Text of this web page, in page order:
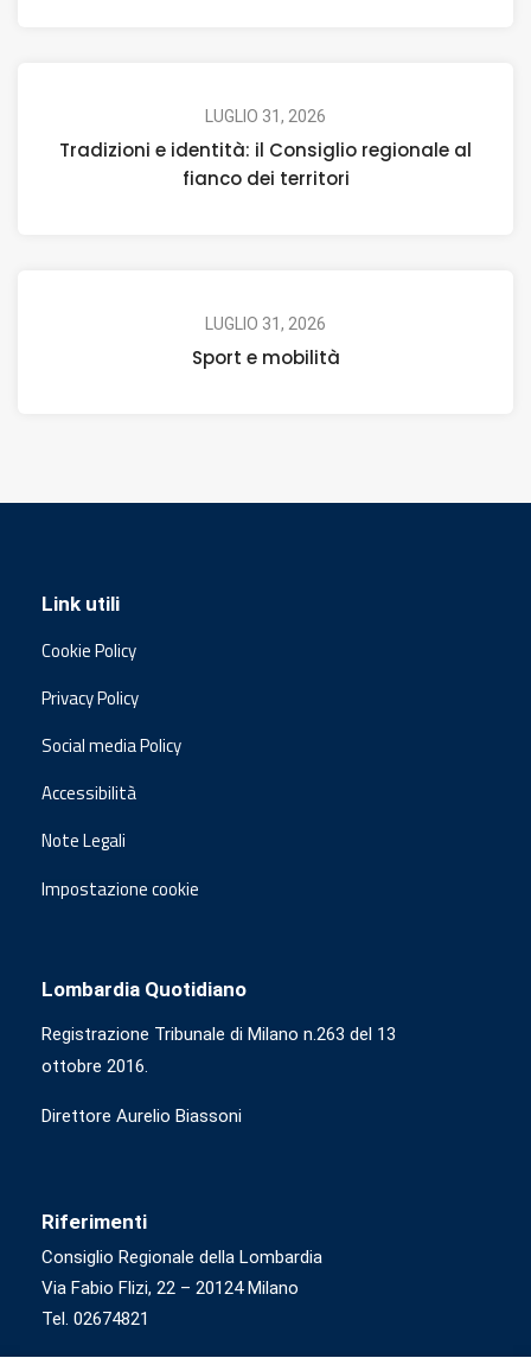
LUGLIO 31, 2026
Tradizioni e identità: il Consiglio regionale al
fianco dei territori
LUGLIO 31, 2026
Sport e mobilità
Link utili
Cookie Policy
Privacy Policy
Social media Policy
Accessibilità
Note Legali
Impostazione cookie
Lombardia Quotidiano
Registrazione Tribunale di Milano n.263 del 13
ottobre 2016.
Direttore Aurelio Biassoni
Riferimenti
Consiglio Regionale della Lombardia
Via Fabio Flizi, 22 – 20124 Milano
Tel. 02674821